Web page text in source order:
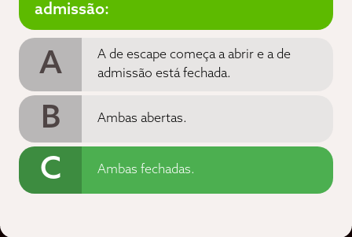
admissão:
A
A de escape começa a abrir e a de
admissão está fechada.
B Ambas abertas.
C Ambas fechadas.